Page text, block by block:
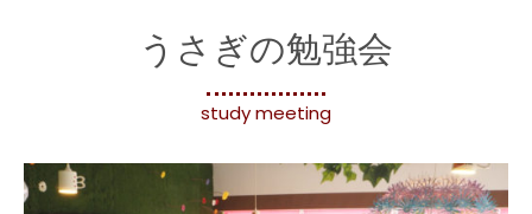
うさぎの勉強会
study meeting